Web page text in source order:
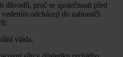
důvodů, proč se společnosti před
odcházejí do zahraničí.
vláda.